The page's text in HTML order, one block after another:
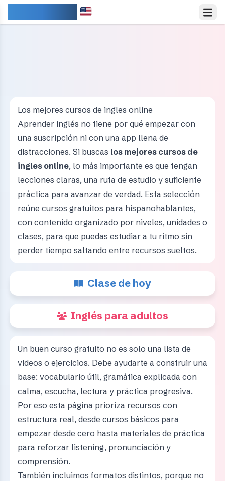
Los mejores cursos de ingles online
Aprender inglés no tiene por qué empezar con
una suscripción ni con una app llena de
distracciones. Si buscas los mejores cursos de
ingles online, lo más importante es que tengan
lecciones claras, una ruta de estudio y suficiente
práctica para avanzar de verdad. Esta selección
reúne cursos gratuitos para hispanohablantes,
con contenido organizado por niveles, unidades o
clases, para que puedas estudiar a tu ritmo sin
perder tiempo saltando entre recursos sueltos.
Clase de hoy
Inglés para adultos
Un buen curso gratuito no es solo una lista de
videos o ejercicios. Debe ayudarte a construir una
base: vocabulario útil, gramática explicada con
calma, escucha, lectura y práctica progresiva.
Por eso esta página prioriza recursos con
estructura real, desde cursos básicos para
empezar desde cero hasta materiales de práctica
para reforzar listening, pronunciación y
comprensión.
También incluimos formatos distintos, porque no